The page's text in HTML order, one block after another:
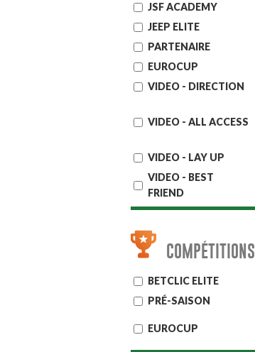
JSF ACADEMY
JEEP ELITE
PARTENAIRE
EUROCUP
VIDEO - DIRECTION
VIDEO - ALL ACCESS
VIDEO - LAY UP
VIDEO - BEST
FRIEND
COMPÉTITIONS
BETCLIC ELITE
PRÉ-SAISON
EUROCUP